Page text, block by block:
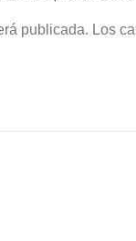
publicada. Los